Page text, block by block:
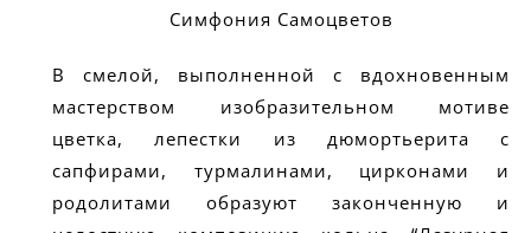
В смелой, выполненной с вдохновенным
мастерством изобразительном мотиве
цветка, лепестки из дюмортьерита с
сапфирами, турмалинами, цирконами и
родолитами образуют законченную и